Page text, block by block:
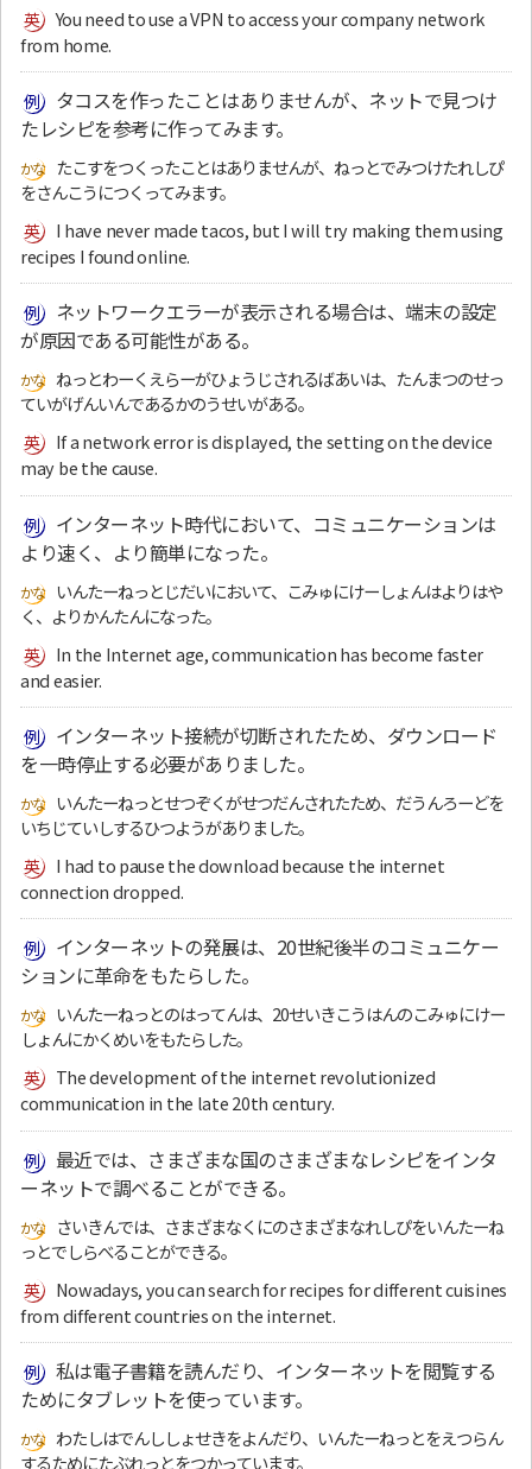
You need to use a VPN to access your company network
from home.
タコスを作ったことはありませんが、ネットで見つけ
たレシピを参考に作ってみます。
たこすをつくったことはありませんが、ねっとでみつけたれしぴ
をさんこうにつくってみます。
I have never made tacos, but I will try making them using
recipes I found online.
ネットワークエラーが表示される場合は、端末の設定
が原因である可能性がある。
ねっとわーくえらーがひょうじされるばあいは、たんまつのせっ
ていがげんいんであるかのうせいがある。
If a network error is displayed, the setting on the device
may be the cause.
インターネット時代において、コミュニケーションは
より速く、より簡単になった。
いんたーねっとじだいにおいて、こみゅにけーしょんはよりはや
く、よりかんたんになった。
In the Internet age, communication has become faster
and easier.
インターネット接続が切断されたため、ダウンロード
を一時停止する必要がありました。
いんたーねっとせつぞくがせつだんされたため、だうんろーどを
いちじていしするひつようがありました。
I had to pause the download because the internet
connection dropped.
インターネットの発展は、20世紀後半のコミュニケー
ションに革命をもたらした。
いんたーねっとのはってんは、20せいきこうはんのこみゅにけー
しょんにかくめいをもたらした。
The development of the internet revolutionized
communication in the late 20th century.
最近では、さまざまな国のさまざまなレシピをインタ
ーネットで調べることができる。
さいきんでは、さまざまなくにのさまざまなれしぴをいんたーね
っとでしらべることができる。
Nowadays, you can search for recipes for different cuisines
from different countries on the internet.
私は電子書籍を読んだり、インターネットを閲覧する
ためにタブレットを使っています。
わたしはでんししょせきをよんだり、いんたーねっとをえつらん
するためにたぶれっとをつかっています。